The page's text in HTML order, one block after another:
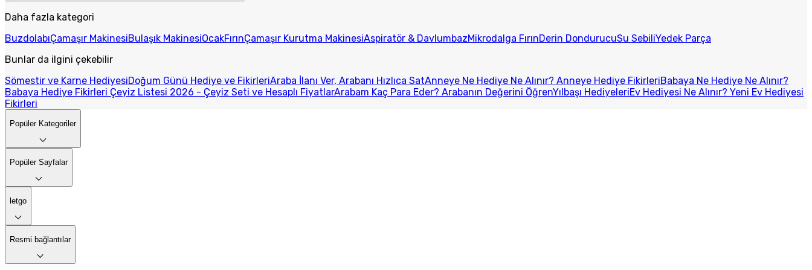
Daha fazla kategori
BuzdolabıÇamaşır MakinesiBulaşık MakinesiOcakFırınÇamaşır Kurutma MakinesiAspiratör & DavlumbazMikrodalga FırınDerin DondurucuSu SebiliYedek Parça
Bunlar da ilgini çekebilir
Sömestir ve Karne HediyesiDoğum Günü Hediye ve FikirleriAraba İlanı Ver, Arabanı Hızlıca SatAnneye Ne Hediye Ne Alınır? Anneye Hediye FikirleriBabaya Ne Hediye Ne Alınır?
Babaya Hediye Fikirleri Çeyiz Listesi 2026 - Çeyiz Seti ve Hesaplı FiyatlarArabam Kaç Para Eder? Arabanın Değerini ÖğrenYılbaşı HediyeleriEv Hediyesi Ne Alınır? Yeni Ev Hediyesi
Fikirleri
Popüler Kategoriler
Popüler Sayfalar
letgo
Resmi bağlantılar